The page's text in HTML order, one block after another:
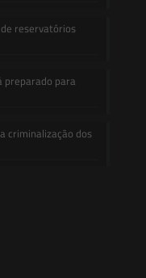
reservatórios
preparado para
criminalização dos